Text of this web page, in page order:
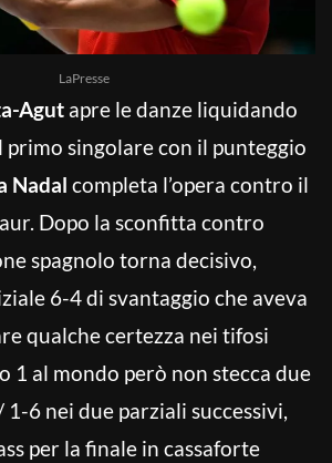
LaPresse
Agut apre le danze liquidando
primo singolare con il punteggio
Nadal completa l’opera contro il
Dopo la sconfitta contro
spagnolo torna decisivo,
6-4 di svantaggio che aveva
qualche certezza nei tifosi
1 al mondo però non stecca due
6 nei due parziali successivi,
per la finale in cassaforte